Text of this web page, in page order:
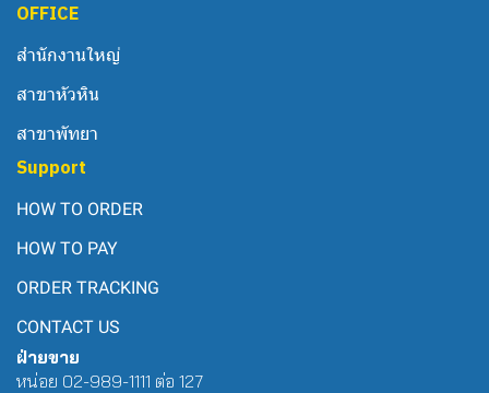
OFFICE
สำนักงานใหญ่
สาขาหัวหิน
สาขาพัทยา
Support
HOW TO ORDER
HOW TO PAY
ORDER TRACKING
CONTACT US
ฝ่ายขาย
หน่อย 02-989-1111 ต่อ 127